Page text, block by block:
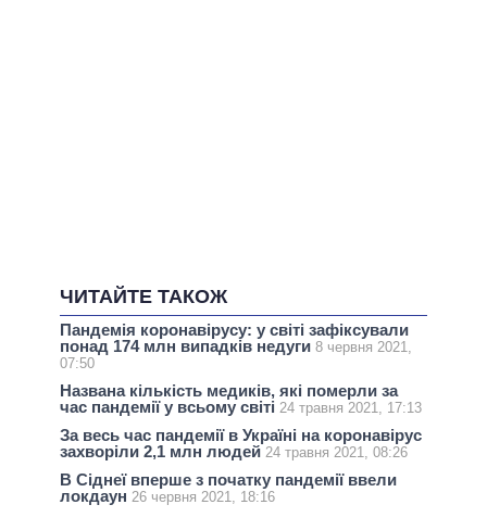
ЧИТАЙТЕ ТАКОЖ
Пандемія коронавірусу: у світі зафіксували
понад 174 млн випадків недуги 8 червня 2021,
07:50
Названа кількість медиків, які померли за
час пандемії у всьому світі 24 травня 2021, 17:13
За весь час пандемії в Україні на коронавірус
захворіли 2,1 млн людей 24 травня 2021, 08:26
В Сіднеї вперше з початку пандемії ввели
локдаун 26 червня 2021, 18:16